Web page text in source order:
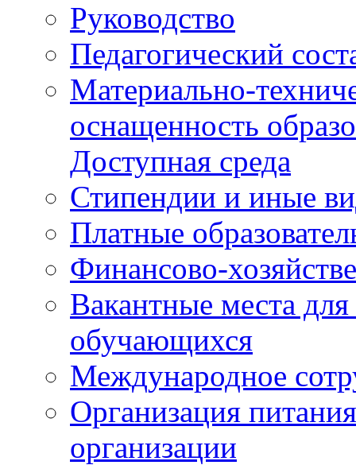
Руководство
Педагогический
Материально-
оснащенность
Доступная среда
Стипендии и иные
Платные
Финансово-
Вакантные места
обучающихся
Международное
Организация
организации